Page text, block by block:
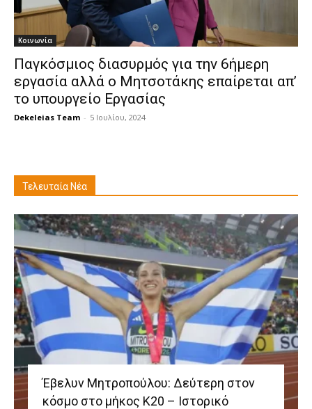
Κοινωνία
Παγκόσμιος διασυρμός για την 6ήμερη
εργασία αλλά ο Μητσοτάκης επαίρεται απ’
το υπουργείο Εργασίας
Dekeleias Team - 5 Ιουλίου, 2024
Τελευταία Νέα
Έβελυν Μητροπούλου: Δεύτερη στον
κόσμο στο μήκος Κ20 – Ιστορικό